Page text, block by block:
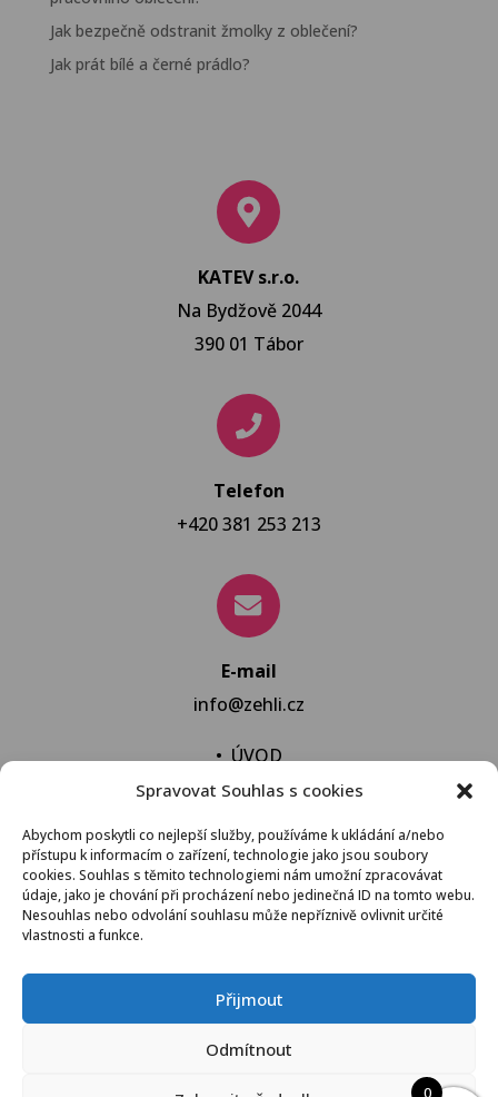
Spravovat Souhlas s cookies
Abychom poskytli co nejlepší služby, používáme k ukládání a/nebo
přístupu k informacím o zařízení, technologie jako jsou soubory
cookies. Souhlas s těmito technologiemi nám umožní zpracovávat
údaje, jako je chování při procházení nebo jedinečná ID na tomto webu.
Nesouhlas nebo odvolání souhlasu může nepříznivě ovlivnit určité
vlastnosti a funkce.
Přijmout
Odmítnout
Jak bezpečně odstranit žmolky z oblečení?
Jak prát bílé a černé prádlo?
KATEV s.r.o.
Na Bydžově 2044
390 01 Tábor
Telefon
+420 381 253 213
E-mail
info@zehli.cz
•ÚVOD
• NOVINKY
•NECHAT VYPRAT
•KONTAKT
VŠEOBECNÉ OBCHODNÍ PODMÍNKY
© 2021 Žehli.cz – Na praní a žehlení je život příliš
0